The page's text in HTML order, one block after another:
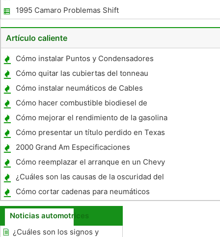
al hacer un giro?
1995 Camaro Problemas Shift
Artículo caliente
Cómo instalar Puntos y Condensadores
Cómo quitar las cubiertas del tonneau
Cómo instalar neumáticos de Cables
Cómo hacer combustible biodiesel de
segunda mano de aceite de canola
Cómo mejorar el rendimiento de la gasolina
en 1997, un F150
Cómo presentar un título perdido en Texas
2000 Grand Am Especificaciones
Cómo reemplazar el arranque en un Chevy
Cavalier 2000
¿Cuáles son las causas de la oscuridad del
líquido de transmisión?
Cómo cortar cadenas para neumáticos
hasta ajustar
Noticias automotrices
¿Cuáles son los signos y